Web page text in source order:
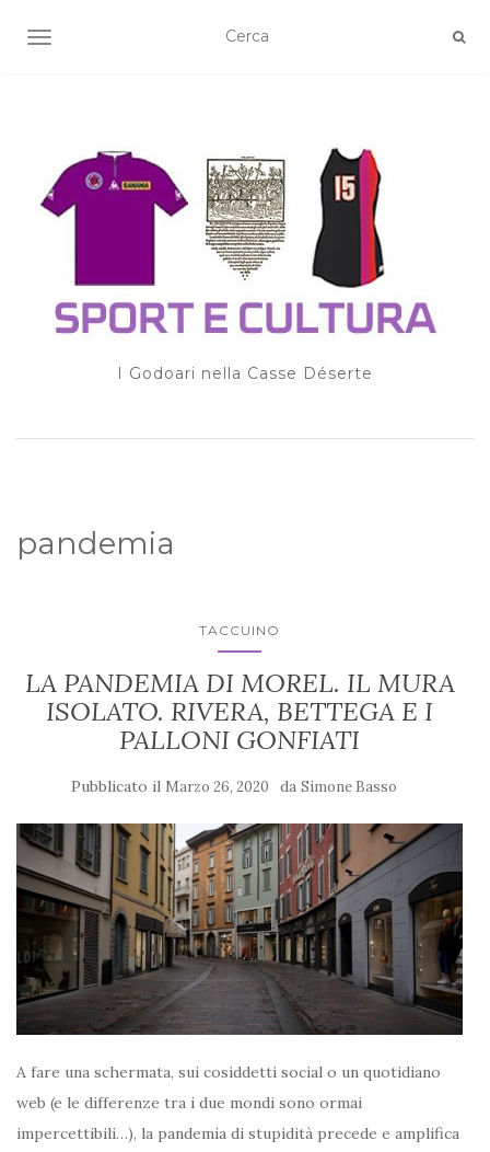
TOGGLE NAVIGATION
I Godoari nella Casse Déserte
pandemia
TACCUINO
LA PANDEMIA DI MOREL. IL MURA
ISOLATO. RIVERA, BETTEGA E I
PALLONI GONFIATI
Pubblicato il Marzo 26, 2020 da Simone Basso
A fare una schermata, sui cosiddetti social o un quotidiano
web (e le differenze tra i due mondi sono ormai
impercettibili…), la pandemia di stupidità precede e amplifica